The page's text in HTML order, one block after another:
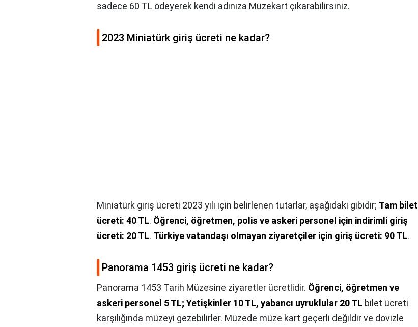
sadece 60 TL ödeyerek kendi adınıza Müzekart çıkarabilirsiniz.
2023 Miniatürk giriş ücreti ne kadar?
Miniatürk giriş ücreti 2023 yılı için belirlenen tutarlar, aşağıdaki gibidir; Tam bilet
ücreti: 40 TL. Öğrenci, öğretmen, polis ve askeri personel için indirimli giriş
ücreti: 20 TL. Türkiye vatandaşı olmayan ziyaretçiler için giriş ücreti: 90 TL.
Panorama 1453 giriş ücreti ne kadar?
Panorama 1453 Tarih Müzesine ziyaretler ücretlidir. Öğrenci, öğretmen ve
askeri personel 5 TL; Yetişkinler 10 TL, yabancı uyruklular 20 TL bilet ücreti
karşılığında müzeyi gezebilirler. Müzede müze kart geçerli değildir ve dövizle